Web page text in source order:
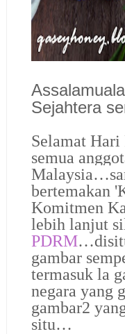
Sejahtera
Selamat Hari
semua
Malaysia…
bertemakan
Komitmen
lebih lanjut
PDRM
gambar
termasuk la
negara yang
gambar2
situ…